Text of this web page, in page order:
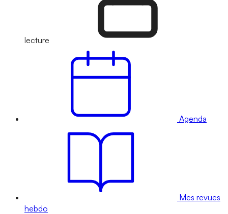
lecture
Agenda
Mes revues
hebdo